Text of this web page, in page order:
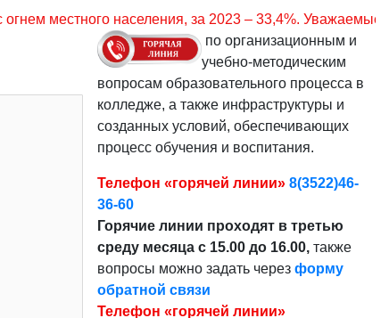
2023 – 33,4%. Уважаемые граждане, соблюдайте
по организационным и
учебно-методическим
вопросам образовательного процесса в
колледже, а также инфраструктуры и
созданных условий, обеспечивающих
процесс обучения и воспитания.
Телефон «горячей линии» 8(3522)46-
36-60
Горячие линии проходят в третью
среду месяца с 15.00 до 16.00, также
вопросы можно задать через форму
обратной связи
Телефон «горячей линии»